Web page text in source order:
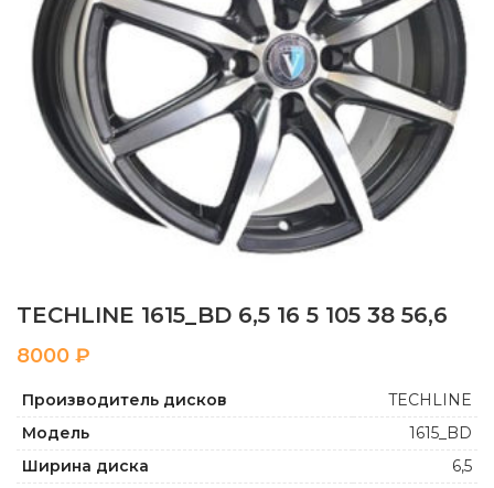
TECHLINE 1615_BD 6,5 16 5 105 38 56,6
₽
Производитель дисков
TECHLINE
Модель
1615_BD
Ширина диска
6,5